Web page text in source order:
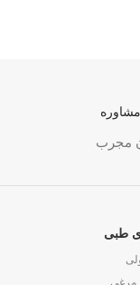
مجرب
طبی
مرغی